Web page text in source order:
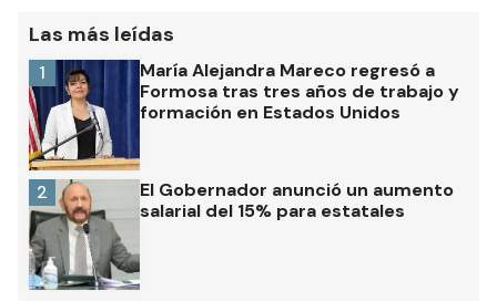
Las más leídas
María Alejandra Mareco regresó a
Formosa tras tres años de trabajo y
formación en Estados Unidos
1
El Gobernador anunció un aumento
salarial del 15% para estatales
2